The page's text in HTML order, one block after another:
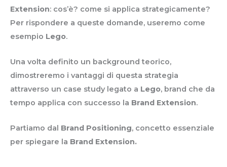
Extension: cos’è? come si applica strategicamente?
Per rispondere a queste domande, useremo come
esempio Lego.
Una volta definito un background teorico,
dimostreremo i vantaggi di questa strategia
attraverso un case study legato a Lego, brand che da
tempo applica con successo la Brand Extension.
Partiamo dal Brand Positioning, concetto essenziale
per spiegare la Brand Extension.